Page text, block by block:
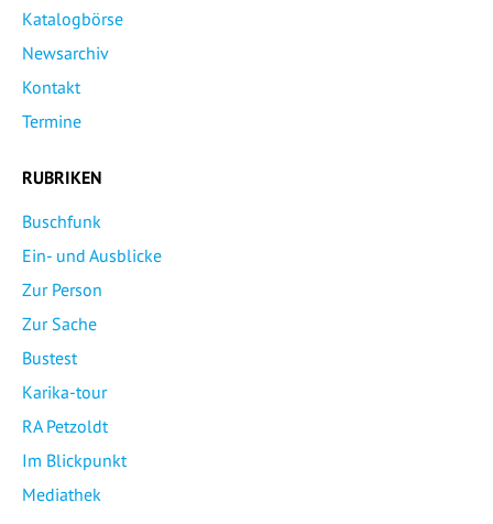
Katalogbörse
Newsarchiv
Kontakt
Termine
RUBRIKEN
Buschfunk
Ein- und Ausblicke
Zur Person
Zur Sache
Bustest
Karika-tour
RA Petzoldt
Im Blickpunkt
Mediathek